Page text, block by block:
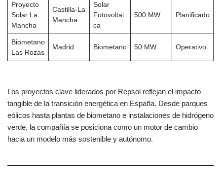
Proyecto
Solar La
Mancha
Castilla-La
Mancha
Solar
Fotovoltai
ca
500 MW Planificado
Biometano
Las Rozas
Madrid Biometano 50 MW Operativo
Los proyectos clave liderados por Repsol reflejan el impacto
tangible de la transición energética en España. Desde parques
eólicos hasta plantas de biometano e instalaciones de hidrógeno
verde, la compañía se posiciona como un motor de cambio
hacia un modelo más sostenible y autónomo.